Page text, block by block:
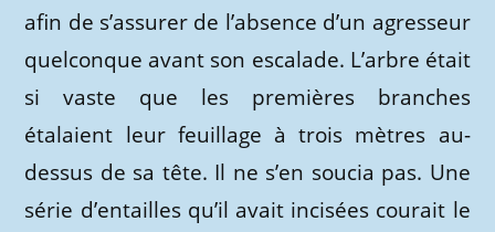
afin de s’assurer de l’absence d’un agresseur
quelconque avant son escalade. L’arbre était
si vaste que les premières branches
étalaient leur feuillage à trois mètres au-
dessus de sa tête. Il ne s’en soucia pas. Une
série d’entailles qu’il avait incisées courait le